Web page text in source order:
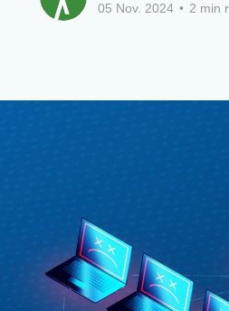
05 Nov. 2024 • 2 min